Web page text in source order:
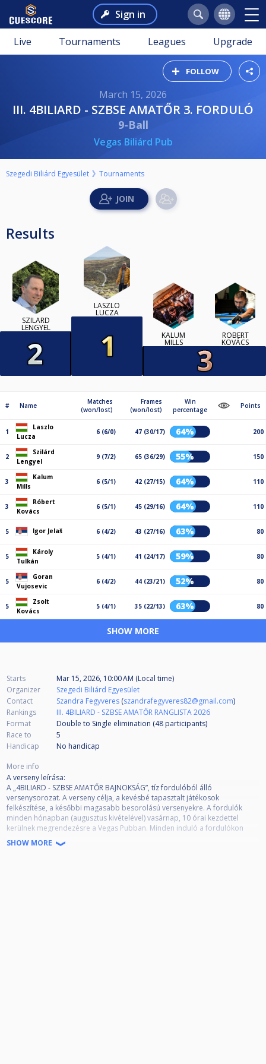
Sign in
Live Tournaments Leagues Upgrade
FOLLOW
March 15, 2026
III. 4BILIARD - SZBSE AMATŐR 3. FORDULÓ
9-Ball
Vegas Biliárd Pub
Szegedi Biliárd Egyesület Tournaments
Results
SZILÁRD
LENGYEL
LASZLO
LUCZA
KALUM
MILLS
RÓBERT
KOVÁCS
# Name
Matches
(won/lost)
Frames
(won/lost)
Win
percentage
Points
1
Laszlo
Lucza
6 (6/0) 47 (30/17) 64% 200
2
Szilárd
Lengyel
9 (7/2) 65 (36/29) 55% 150
3
Kalum
Mills
6 (5/1) 42 (27/15) 64% 110
3
Róbert
Kovács
6 (5/1) 45 (29/16) 64% 110
5 Igor Jelaš 6 (4/2) 43 (27/16) 63% 80
5
Károly
Tulkán
5 (4/1) 41 (24/17) 59% 80
5
Goran
Vujosevic
6 (4/2) 44 (23/21) 52% 80
5
Zsolt
Kovács
5 (4/1) 35 (22/13) 63% 80
SHOW MORE
Starts
Mar 15, 2026, 10:00 AM (Local time)
Organizer
Szegedi Biliárd Egyesület
Contact
Szandra Fegyveres (szandrafegyveres82@gmail.com)
Rankings
III. 4BILIARD - SZBSE AMATŐR RANGLISTA 2026
Format
Double to Single elimination (48 participants)
Race to
5
Handicap
No handicap
More info
A verseny leírása:
A „4BILIARD - SZBSE AMATŐR BAJNOKSÁG”, tíz fordulóból álló
versenysorozat. A verseny célja, a kevésbé tapasztalt játékosok
felkészítése, a későbbi magasabb besorolású versenyekre. A fordulók
minden hónapban (augusztus kivételével) vasárnap, 10 órai kezdettel
kerülnek megrendezésre a Vegas Pubban. Minden induló a fordulókon
pontot gyűjt az elért helyezése alapján. A tizedik forduló végén kialakult
összesített ranglista alapján, az első 3 helyezett kerül díjazásra. Minden
SHOW MORE